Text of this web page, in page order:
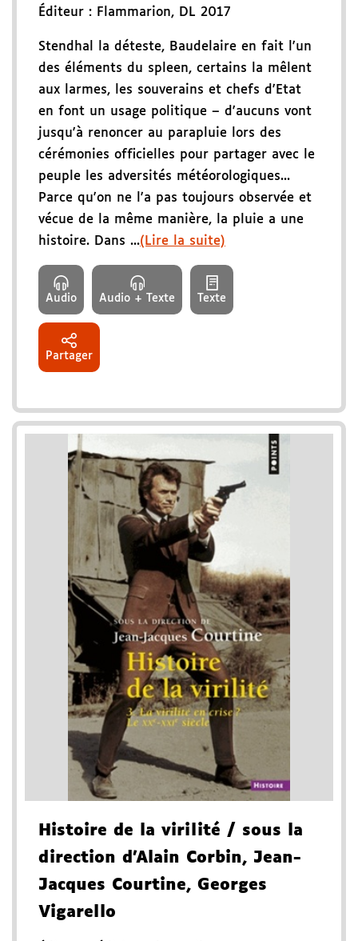
Éditeur : Flammarion, DL 2017
Stendhal la déteste, Baudelaire en fait l'un
des éléments du spleen, certains la mêlent
aux larmes, les souverains et chefs d'Etat
en font un usage politique – d'aucuns vont
jusqu'à renoncer au parapluie lors des
cérémonies officielles pour partager avec le
peuple les adversités météorologiques...
Parce qu'on ne l'a pas toujours observée et
vécue de la même manière, la pluie a une
histoire. Dans ...(Lire la suite)
Audio Audio + Texte Texte
Partager
Histoire de la virilité / sous la
direction d'Alain Corbin, Jean-
Jacques Courtine, Georges
Vigarello